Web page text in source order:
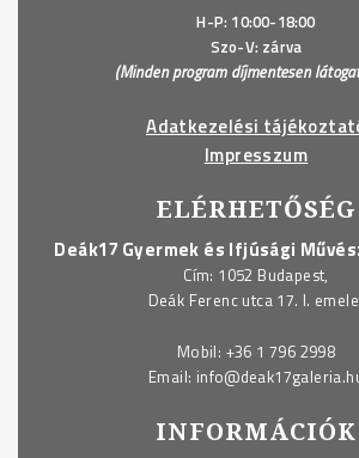
H-P: 10:00-18:00
Szo-V: zárva
(Minden program díjmentesen
Adatkezelési
Impresszum
ELÉRHETŐSÉG
Deák17 Gyermek és Ifjúsági
Cím: 1052 Budapest,
Deák Ferenc utca 17. I.
Mobil: +36 1 796 2998
Email:
INFORMÁCIÓK